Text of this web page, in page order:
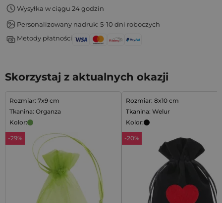
Wysyłka w ciągu 24 godzin
Personalizowany nadruk: 5-10 dni roboczych
Metody płatności
Skorzystaj z aktualnych okazji
Rozmiar: 7x9 cm
Tkanina: Organza
Kolor:
-29%
Rozmiar: 8x10 cm
Tkanina: Welur
Kolor:
-20%